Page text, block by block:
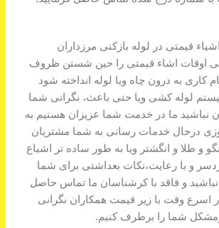
قیمتی در لوله بازکنی مرزداران
اوقات اشاء قیمتی را حین شستن ظروف
کاری به درون چاه ویا لوله انداخته شود
لوله کشی ویا حتی باعث، نگرانی شما
نباشید ما در خدمت شما عزیزان هستیم به
درحال خدمات رسانی به شما مشتریان
و طلا و انگشتر ویا به طور ساده تر اشیاع
و با رعایت،نکات بعداشتی برای شما
و فاقد با کرشناسان ما تماس حاصل
در اسرع وقت با زیر قیمت همکاران نگرانی
شما را برطرف کنیم.